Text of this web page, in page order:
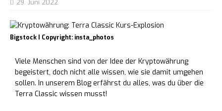
29. Juni 2022
Bigstock I Copyright: insta_photos
Viele Menschen sind von der Idee der Kryptowährung
begeistert, doch nicht alle wissen, wie sie damit umgehen
sollen. In unserem Blog erfährst du alles, was du über die
Terra Classic wissen musst!